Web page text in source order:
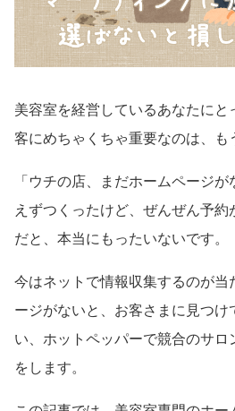
美容室を経営しているあなたに
客にめちゃくちゃ重要なのは、も
「ウチの店、まだホームページ
えずつくったけど、ぜんぜん予
だと、本当にもったいないです。
今はネットで情報収集するのが当
ージがないと、お客さまに見つけ
い、ホットペッパーで競合のサロ
をします。